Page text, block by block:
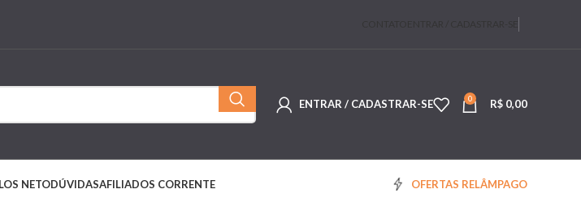
ENTRAR / CADASTRAR-SE 0 R$ 0,00
NETODÚVIDASAFILIADOS CORRENTE OFERTAS RELÂMPAGO